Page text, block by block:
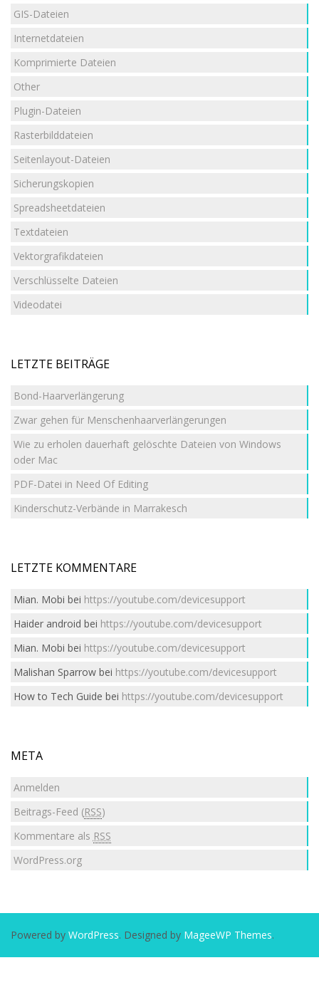
GIS-Dateien
Internetdateien
Komprimierte Dateien
Other
Plugin-Dateien
Rasterbilddateien
Seitenlayout-Dateien
Sicherungskopien
Spreadsheetdateien
Textdateien
Vektorgrafikdateien
Verschlüsselte Dateien
Videodatei
LETZTE BEITRÄGE
Bond-Haarverlängerung
Zwar gehen für Menschenhaarverlängerungen
Wie zu erholen dauerhaft gelöschte Dateien von Windows
oder Mac
PDF-Datei in Need Of Editing
Kinderschutz-Verbände in Marrakesch
LETZTE KOMMENTARE
Mian. Mobi bei https://youtube.com/devicesupport
Haider android bei https://youtube.com/devicesupport
Mian. Mobi bei https://youtube.com/devicesupport
Malishan Sparrowbei https://youtube.com/devicesupport
How to Tech Guide bei https://youtube.com/devicesupport
META
Anmelden
Beitrags-Feed (RSS)
Kommentare als RSS
WordPress.org
Powered by WordPress. Designed by MageeWP Themes.